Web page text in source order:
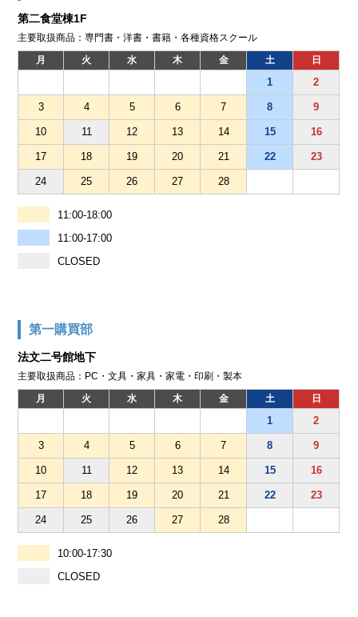
第二食堂棟1F
主要取扱商品：専門書・洋書・書籍・各種資格スクール
月 火 水 木 金 土 日
1 2
3 4 5 6 7 8 9
10 11 12 13 14 15 16
17 18 19 20 21 22 23
24 25 26 27 28
11:00-18:00
11:00-17:00
CLOSED
第一購買部
法文二号館地下
主要取扱商品：PC・文具・家具・家電・印刷・製本
月 火 水 木 金 土 日
1 2
3 4 5 6 7 8 9
10 11 12 13 14 15 16
17 18 19 20 21 22 23
24 25 26 27 28
10:00-17:30
CLOSED